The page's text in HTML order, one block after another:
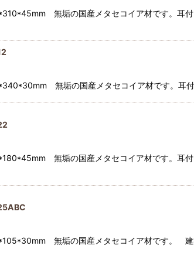
無垢の国産メタセコイア材です。耳付
無垢の国産メタセコイア材です。耳
無垢の国産メタセコイア材です。耳付
無垢の国産メタセコイア材です。 建